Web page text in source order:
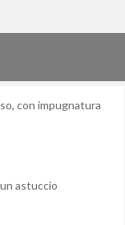
con impugnatura
astuccio